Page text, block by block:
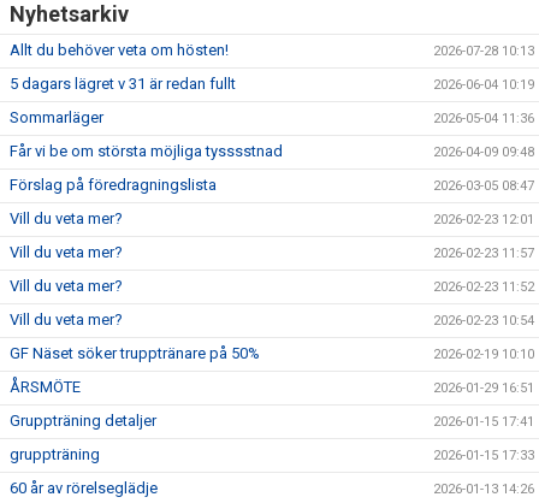
Nyhetsarkiv
Allt du behöver veta om hösten! 2026-07-28 10:13
5 dagars lägret v 31 är redan fullt 2026-06-04 10:19
Sommarläger 2026-05-04 11:36
Får vi be om största möjliga tysssstnad 2026-04-09 09:48
Förslag på föredragningslista 2026-03-05 08:47
Vill du veta mer? 2026-02-23 12:01
Vill du veta mer? 2026-02-23 11:57
Vill du veta mer? 2026-02-23 11:52
Vill du veta mer? 2026-02-23 10:54
GF Näset söker trupptränare på 50% 2026-02-19 10:10
ÅRSMÖTE 2026-01-29 16:51
Gruppträning detaljer 2026-01-15 17:41
gruppträning 2026-01-15 17:33
60 år av rörelseglädje 2026-01-13 14:26